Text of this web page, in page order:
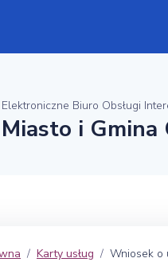
Elektroniczne Biuro Obsługi
Miasto i Gmina
Karty usług Wniosek o